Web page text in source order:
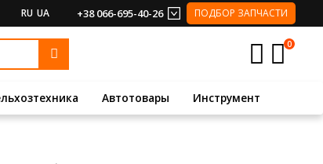
RU UA +38 066-695-40-26 ПОДБОР ЗАПЧАСТИ
0
Автотовары Инструмент